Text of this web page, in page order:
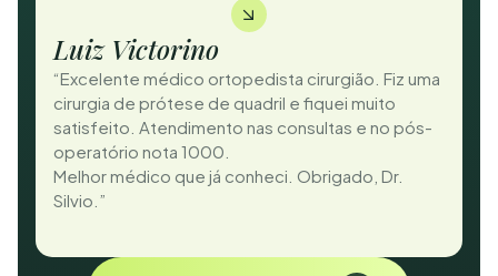
Luiz Victorino
“Excelente médico ortopedista cirurgião. Fiz uma
cirurgia de prótese de quadril e fiquei muito
satisfeito. Atendimento nas consultas e no pós-
operatório nota 1000.
Melhor médico que já conheci. Obrigado, Dr.
Silvio.”